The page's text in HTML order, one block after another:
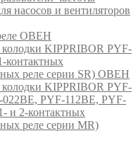
насосов и вентиляторов
ОВЕН
KIPPRIBOR PYF-
контактных
реле серии SR) ОВЕН
KIPPRIBOR PYF-
PYF-112BE, PYF-
и 2-контактных
реле серии MR)